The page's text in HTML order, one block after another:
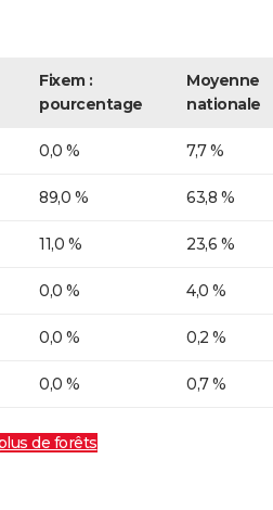
Fixem :
pourcentage
Moyenne
nationale
0,0 % 7,7 %
89,0 % 63,8 %
11,0 % 23,6 %
0,0 % 4,0 %
0,0 % 0,2 %
0,0 % 0,7 %
de forêts